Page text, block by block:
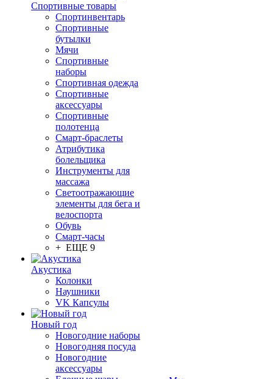
Спортивные товары
Спортинвентарь
Спортивные
бутылки
Мячи
Спортивные
наборы
Спортивная одежда
Спортивные
аксессуары
Спортивные
полотенца
Смарт-браслеты
Атрибутика
болельщика
Инструменты для
массажа
Светоотражающие
элементы для бега и
велоспорта
Обувь
Смарт-часы
+ ЕЩЕ 9
Акустика
Колонки
Наушники
VK Капсулы
Новый год
Новогодние наборы
Новогодняя посуда
Новогодние
аксессуары